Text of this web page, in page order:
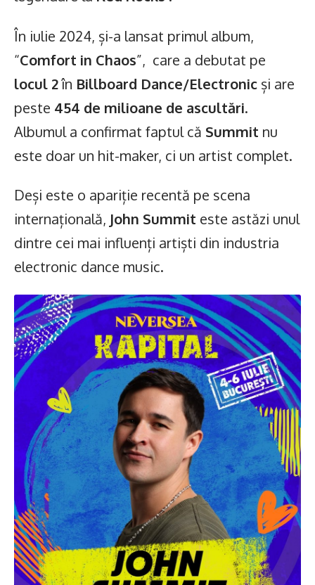
În iulie 2024, și-a lansat primul album,
“Comfort in Chaos”, care a debutat pe
locul 2în Billboard Dance/Electronic și are
peste 454 de milioane de ascultări.
Albumul a confirmat faptul că Summit nu
este doar un hit-maker, ci un artist complet.
Deși este o apariție recentă pe scena
internațională, John Summit este astăzi unul
dintre cei mai influenți artiști din industria
electronic dance music.